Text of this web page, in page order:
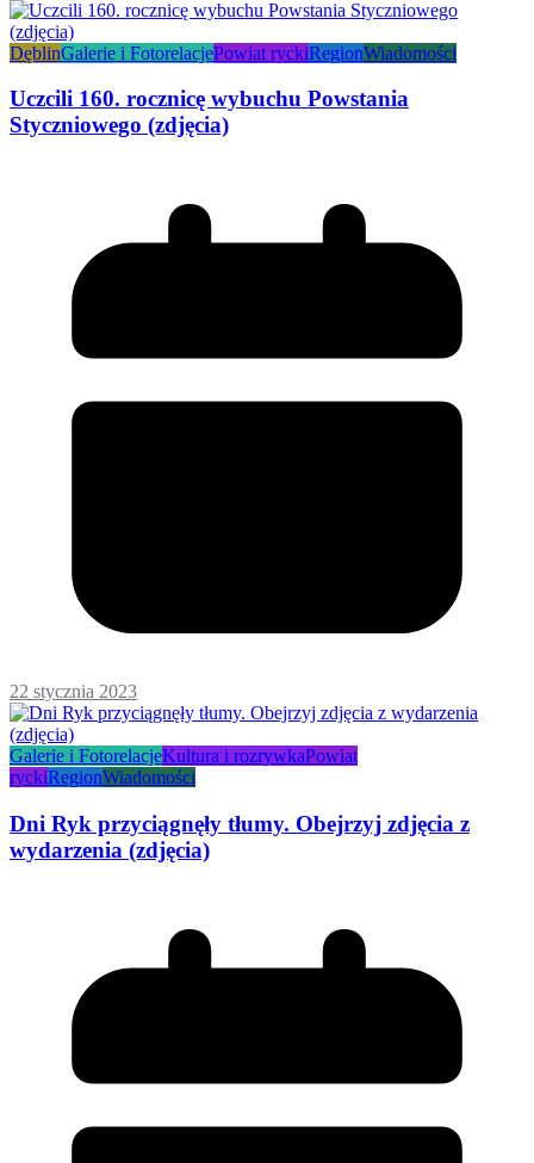
DęblinGalerie i FotorelacjePowiat ryckiRegionWiadomości
Uczcili 160. rocznicę wybuchu Powstania
Styczniowego (zdjęcia)
22 stycznia 2023
Galerie i FotorelacjeKultura i rozrywkaPowiat
ryckiRegionWiadomości
Dni Ryk przyciągnęły tłumy. Obejrzyj zdjęcia z
wydarzenia (zdjęcia)